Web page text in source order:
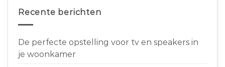
Recente berichten
De perfecte opstelling voor tv en speakers in
je woonkamer